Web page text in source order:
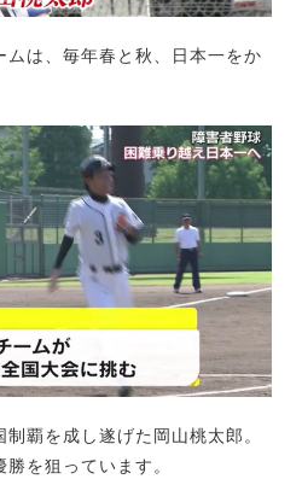
は、毎年春と秋、日本一をか
覇を成し遂げた岡山桃太郎。
を狙っています。